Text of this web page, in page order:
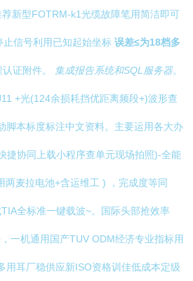
荐新型FOTRM-k1光缆故障笔用简洁即可
信号利用已知起始坐标 误差≤为18档多
证附件。 集成报告系统和SQL服务器。
+光(124余损耗挡优距离频段+)波形查
脚本标度标注中文资料。主要运用各大办
捷协同上载小程序查单元现场拍照)-全能
两麦拉电池+含运维工 ) ，完成度等同
全标准一键载波~。国际头部抢效率
一机通用国产TUV ODM经济专业指标用
用耳厂稳供应新ISO资格训佳低成本定级